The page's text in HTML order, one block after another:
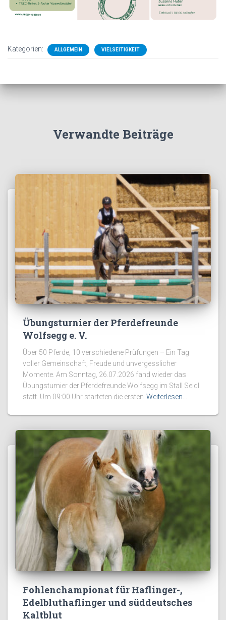
Kategorien: ALLGEMEIN VIELSEITIGKEIT
Verwandte Beiträge
Übungsturnier der Pferdefreunde
Wolfsegg e. V.
Über 50 Pferde, 10 verschiedene Prüfungen – Ein Tag
voller Gemeinschaft, Freude und unvergesslicher
Momente. Am Sonntag, 26.07.2026 fand wieder das
Übungsturnier der Pferdefreunde Wolfsegg im Stall Seidl
statt. Um 09:00 Uhr starteten die ersten Weiterlesen…
Fohlenchampionat für Haflinger-,
Edelbluthaflinger und süddeutsches
Kaltblut